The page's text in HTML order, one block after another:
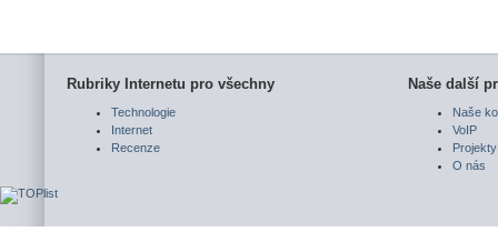
Rubriky Internetu pro všechny
Technologie
Internet
Recenze
Naše další
Naše
VoIP
Projekty
O nás